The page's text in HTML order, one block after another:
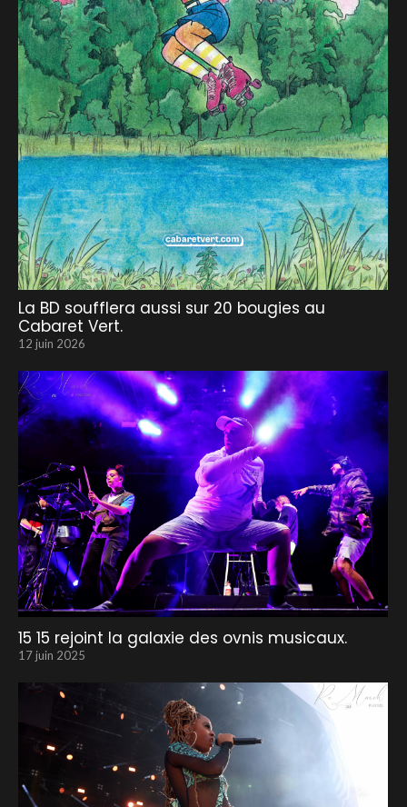
La BD soufflera aussi sur 20 bougies au
Cabaret Vert.
12 juin 2026
15 15 rejoint la galaxie des ovnis musicaux.
17 juin 2025